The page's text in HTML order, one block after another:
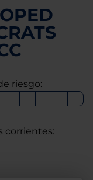
riesgo:
corrientes: